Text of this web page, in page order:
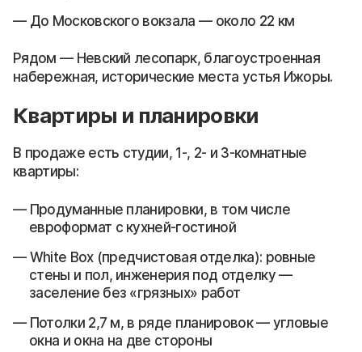
До Московского вокзала — около 22 км
Рядом — Невский лесопарк, благоустроенная
набережная, исторические места устья Ижоры.
Квартиры и планировки
В продаже есть студии, 1-, 2- и 3-комнатные
квартиры:
Продуманные планировки, в том числе
евроформат с кухней-гостиной
White Box (предчистовая отделка): ровные
стены и пол, инженерия под отделку —
заселение без «грязных» работ
Потолки 2,7 м, в ряде планировок — угловые
окна и окна на две стороны